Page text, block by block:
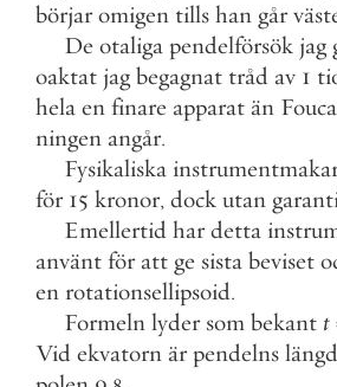
börjar omigen tills han går
De otaliga pendelförsök jag
oaktat jag begagnat tråd av 1
hela en finare apparat än
ningen angår.
Fysikaliska
för 15 kronor, dock utan
Emellertid har detta
använt för att ge sista beviset
en rotationsellipsoid.
Formeln lyder som bekant t
Vid ekvatorn är pendelns längd